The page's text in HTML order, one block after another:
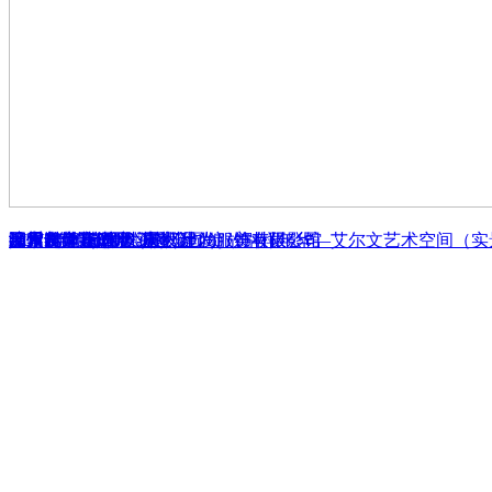
陋室 - 实景作品
漳州-碧湖壹号-公寓设计1+1
ALVIN VISION（厦门建发）美妆摄影馆
翌禾美学（ 杭州王道公园 )
探索时尚新态度 - 苏州呈尚服饰有限公司
云霄米娜 mina 女装
漳州九龙官邸 -《居然》
品界设计-艺术邂逅生活，绽放别样年华—艾尔文艺术空间（
漳州超音速酒吧